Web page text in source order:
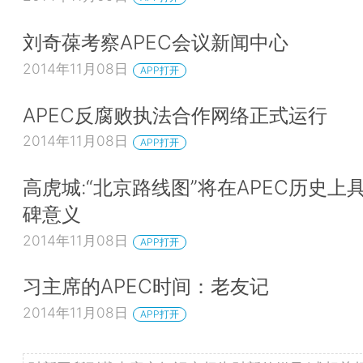
刘奇葆考察APEC会议新闻中心
2014年11月08日 APP打开
APEC反腐败执法合作网络正式运行
2014年11月08日 APP打开
高虎城:“北京路线图”将在APEC历史上
碑意义
2014年11月08日 APP打开
习主席的APEC时间：老友记
2014年11月08日 APP打开